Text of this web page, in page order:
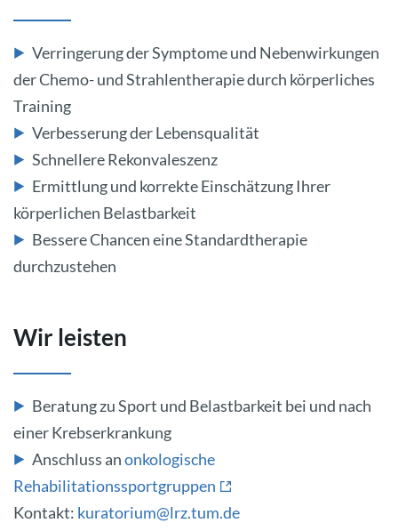
Verringerung der Symptome und Nebenwirkungen
der Chemo- und Strahlentherapie durch körperliches
Training
Verbesserung der Lebensqualität
Schnellere Rekonvaleszenz
Ermittlung und korrekte Einschätzung Ihrer
körperlichen Belastbarkeit
Bessere Chancen eine Standardtherapie
durchzustehen
Wir leisten
Beratung zu Sport und Belastbarkeit bei und nach
einer Krebserkrankung
Anschluss anonkologische
Rehabilitationssportgruppen
Kontakt: kuratorium@lrz.tum.de